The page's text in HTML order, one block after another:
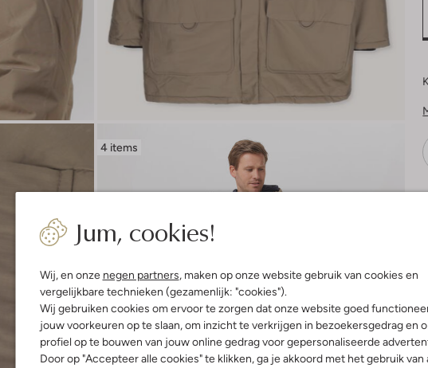
Jum, cookies!
Wij, en onze negen partners, maken op onze website gebruik van cookies en
vergelijkbare technieken (gezamenlijk: "cookies").
Wij gebruiken cookies om ervoor te zorgen dat onze website goed
jouw voorkeuren op te slaan, om inzicht te verkrijgen in bezoekersgedrag en
profiel op te bouwen van jouw online gedrag voor gepersonaliseerde
Door op "Accepteer alle cookies" te klikken, ga je akkoord met het gebruik van
4 items